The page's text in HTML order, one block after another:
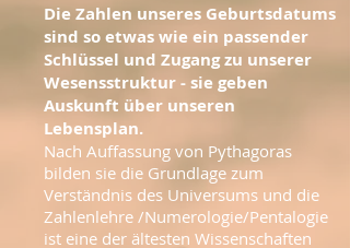
Die Zahlen unseres Geburtsdatums
sind so etwas wie ein passender
Schlüssel und Zugang zu unserer
Wesensstruktur - sie geben
Auskunft über unseren
Lebensplan.
Nach Auffassung von Pythagoras
bilden sie die Grundlage zum
Verständnis des Universums und die
Zahlenlehre /Numerologie/Pentalogie
ist eine der ältesten Wissenschaften